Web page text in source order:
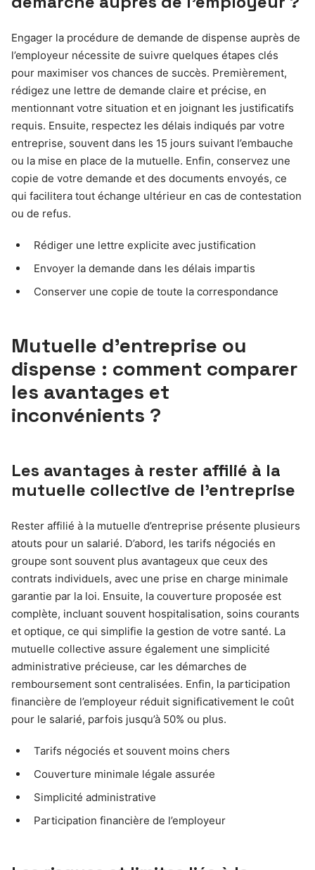
Engager la procédure de demande de dispense auprès de
l’employeur nécessite de suivre quelques étapes clés
pour maximiser vos chances de succès. Premièrement,
rédigez une lettre de demande claire et précise, en
mentionnant votre situation et en joignant les justificatifs
requis. Ensuite, respectez les délais indiqués par votre
entreprise, souvent dans les 15 jours suivant l’embauche
ou la mise en place de la mutuelle. Enfin, conservez une
copie de votre demande et des documents envoyés, ce
qui facilitera tout échange ultérieur en cas de contestation
ou de refus.
Rédiger une lettre explicite avec justification
Envoyer la demande dans les délais impartis
Conserver une copie de toute la correspondance
Mutuelle d’entreprise ou
dispense : comment comparer
les avantages et
inconvénients ?
Les avantages à rester affilié à la
mutuelle collective de l’entreprise
Rester affilié à la mutuelle d’entreprise présente plusieurs
atouts pour un salarié. D’abord, les tarifs négociés en
groupe sont souvent plus avantageux que ceux des
contrats individuels, avec une prise en charge minimale
garantie par la loi. Ensuite, la couverture proposée est
complète, incluant souvent hospitalisation, soins courants
et optique, ce qui simplifie la gestion de votre santé. La
mutuelle collective assure également une simplicité
administrative précieuse, car les démarches de
remboursement sont centralisées. Enfin, la participation
financière de l’employeur réduit significativement le coût
pour le salarié, parfois jusqu’à 50% ou plus.
Tarifs négociés et souvent moins chers
Couverture minimale légale assurée
Simplicité administrative
Participation financière de l’employeur